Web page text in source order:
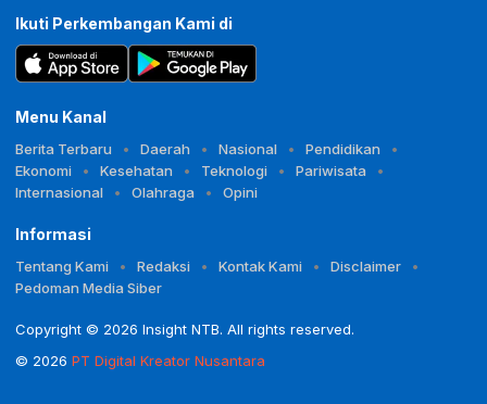
Ikuti Perkembangan Kami di
Menu Kanal
Berita Terbaru Daerah Nasional
Pendidikan
Ekonomi
Kesehatan Teknologi
Pariwisata
Internasional
Olahraga Opini
Informasi
Tentang Kami Redaksi Kontak Kami
Disclaimer
Pedoman Media Siber
Copyright © 2026 Insight NTB. All rights reserved.
© 2026 PT Digital Kreator Nusantara